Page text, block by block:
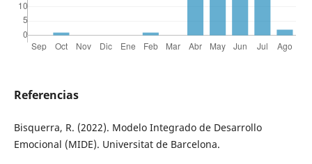
Referencias
Bisquerra, R. (2022). Modelo Integrado de Desarrollo
Emocional (MIDE). Universitat de Barcelona.